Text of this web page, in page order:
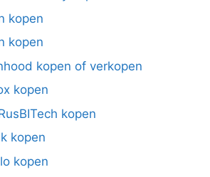
kopen
kopen
kopen of verkopen
kopen
kopen
kopen
kopen